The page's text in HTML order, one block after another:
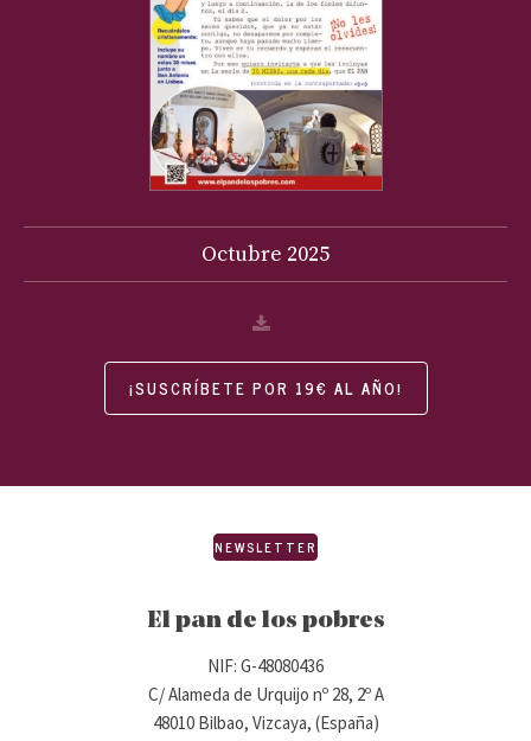
Octubre 2025
¡SUSCRÍBETE POR 19€ AL AÑO!
El pan de los pobres
NIF: G-48080436
C/ Alameda de Urquijo nº 28, 2º A
48010 Bilbao, Vizcaya, (España)
NEWSLETTER